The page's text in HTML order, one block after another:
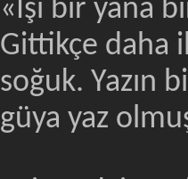
«İşi bir yana
Gittikçe daha
soğuk. Yazın
güya yaz